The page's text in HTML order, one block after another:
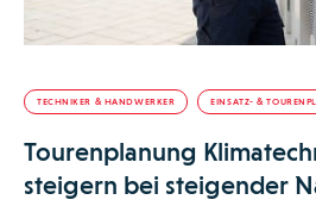
TECHNIKER & HANDWERKER EINSATZ- &
Tourenplanung
steigern bei steigender